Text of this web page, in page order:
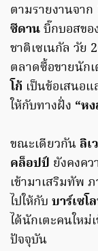
ตามรายงานจาก
ซีดานบิ๊กบอสขอ
ชาติเซเนกัล วัย
ตลาดซื้อขายนัก
โก้ เป็นข้อเสนอ
ให้กับทางฝั่ง “ห
ขณะเดียวกันลิเ
คล็อปป์ ยังคงค
เข้ามาเสริมทัพ
ไปให้กับ บาร์เซโ
ได้นักเตะคนให
ปัจจุบัน